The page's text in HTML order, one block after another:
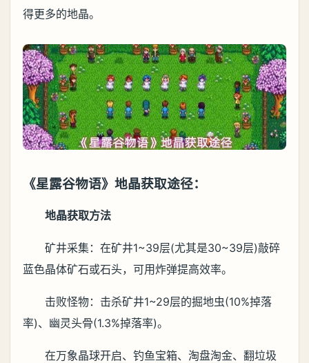
得更多的地晶。
《星露谷物语》地晶获取途径：
地晶获取方法
矿井采集：在矿井1~39层(尤其是30~39层)敲碎
蓝色晶体矿石或石头，可用炸弹提高效率。
击败怪物：击杀矿井1~29层的掘地虫(10%掉落
率)、幽灵头骨(1.3%掉落率)。
在万象晶球开启、钓鱼宝箱、淘盘淘金、翻垃圾